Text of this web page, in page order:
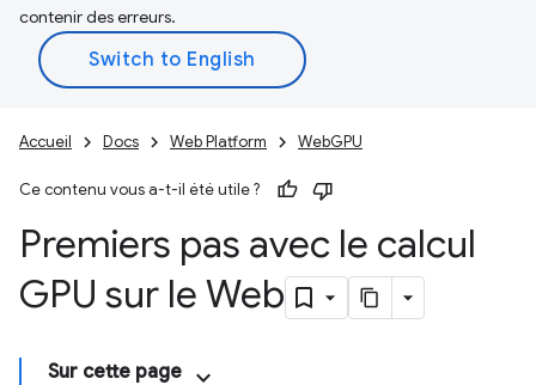
contenir des erreurs.
Accueil Docs Web Platform WebGPU
Ce contenu vous a-t-il été utile ?
Premiers pas avec le calcul
GPU sur le Web
Sur cette page